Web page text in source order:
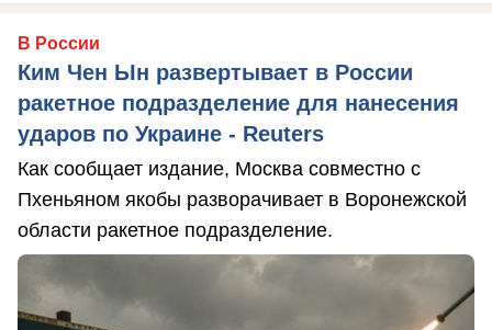
В России
Ким Чен Ын развертывает в России
ракетное подразделение для нанесения
ударов по Украине - Reuters
Как сообщает издание, Москва совместно с
Пхеньяном якобы разворачивает в Воронежской
области ракетное подразделение.